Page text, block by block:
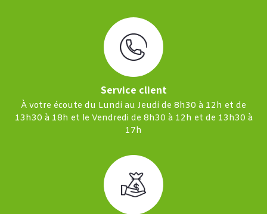
Service client
À votre écoute du Lundi au Jeudi de 8h30 à 12h et de
13h30 à 18h et le Vendredi de 8h30 à 12h et de 13h30 à
17h